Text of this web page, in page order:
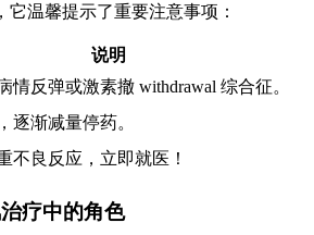
它温馨提示了重要注意事项：
说明
情反弹或激素撤 withdrawal 综合征。
逐渐减量停药。
不良反应，立即就医！
疗中的角色